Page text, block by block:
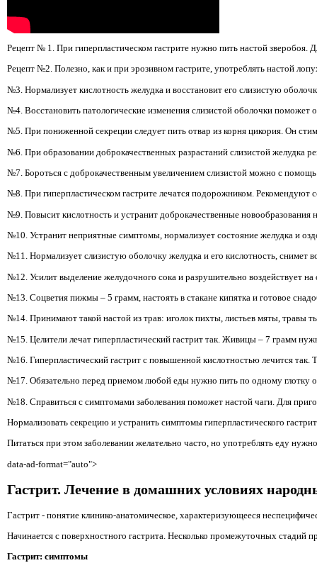
Рецепт № 1. При гиперпластическом гастрите нужно пить настой зверобоя.
Рецепт №2. Полезно, как и при эрозивном гастрите, употреблять настой
№3. Нормализует кислотность желудка и восстановит его слизистую
№4. Восстановить патологические изменения слизистой оболочки
№5. При пониженной секреции следует пить отвар из корня цикория. Он
№6. При образовании доброкачественных разрастаний слизистой желудка
№7. Бороться с доброкачественным увеличением слизистой можно с
№8. При гиперпластическом гастрите лечатся подорожником. Рекомендуют
№9. Повысит кислотность и устранит доброкачественные новообразования
№10. Устранит неприятные симптомы, нормализует состояние желудка и
№11. Нормализует слизистую оболочку желудка и его кислотность,
№12. Усилит выделение желудочного сока и разрушительно воздействует
№13. Соцветия пижмы – 5 грамм, настоять в стакане кипятка и готовое
№14. Принимают такой настой из трав: иголок пихты, листьев мяты, травы
№15. Целители лечат гиперпластический гастрит так. Живицы – 7 грамм
№16. Гиперпластический гастрит с повышенной кислотностью лечится
№17. Обязательно перед приемом любой еды нужно пить по одному глотку
№18. Справиться с симптомами заболевания поможет настой чаги. Для
Нормализовать секрецию и устранить симптомы гиперпластического
Питаться при этом заболевании желательно часто, но употреблять еду
data-ad-format="auto">
Гастрит. Лечение в домашних условиях
Гастрит - понятие клинико-анатомическое, характеризующееся
Начинается с поверхностного гастрита. Несколько промежуточных
Гастрит: симптомы